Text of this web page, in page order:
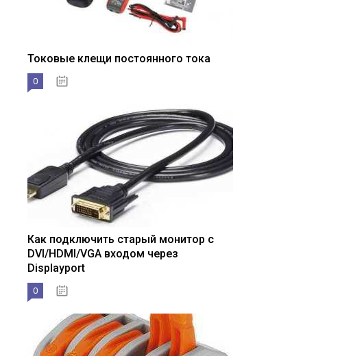
Токовые клещи постоянного тока
0
Как подключить старый монитор с
DVI/HDMI/VGA входом через
Displayport
0